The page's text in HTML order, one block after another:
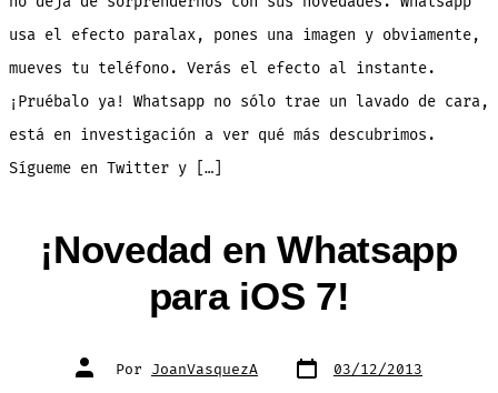
7!
usa el efecto paralax, pones una imagen y obviamente,
mueves tu teléfono. Verás el efecto al instante.
¡Pruébalo ya! Whatsapp no sólo trae un lavado de cara,
está en investigación a ver qué más descubrimos.
Sígueme en Twitter y […]
¡Novedad en Whatsapp
para iOS 7!
Autor
de Por JoanVasquezA Fecha
de 03/12/2013